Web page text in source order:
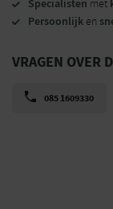
Specialisten met
Persoonlijk en
VRAGEN OVER
085 1609330